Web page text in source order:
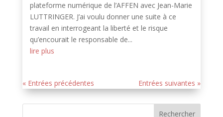
plateforme numérique de l’AFFEN avec Jean-Marie
LUTTRINGER. J’ai voulu donner une suite à ce
travail en interrogeant la liberté et le risque
qu’encourait le responsable de...
lire plus
« Entrées précédentes Entrées suivantes »